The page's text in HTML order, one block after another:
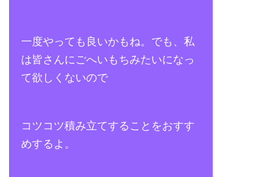
一度やっても良いかもね。でも、私
は皆さんにごへいもちみたいになっ
て欲しくないので
コツコツ積み立てすることをおすす
めするよ。